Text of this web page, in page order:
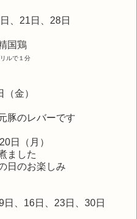
、21 日、28日
国鶏
ルで１分
（金）
のレバーです
日（月）
した
日のお楽しみ
9日、16日、23日、30日